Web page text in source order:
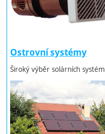
Ostrovní systémy
Široký výběr solárních